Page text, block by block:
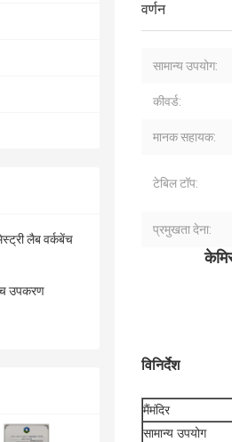
लैब वर्कबेंच
उपकरण
वर्णन
सामान्य उपयोग:
कीवर्ड:
मानक सहायक:
टेबिल टॉप:
प्रमुखता देना:
विनिर्देश
मैंमंदिर
सामान्य उपयोग